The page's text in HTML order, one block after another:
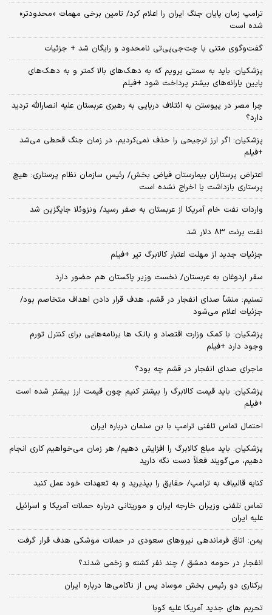
ترامپ زمان پایان جنگ ایران را اعلام کرد/ تامین برخی مهمات «محدودتر»
شده است
گفت‌وگوی متنی با چت‌جی‌پی‌تی نامحدود و رایگان شد + جزئیات
پزشکیان: باید به سمتی برویم که به دهک‌های بالا کمتر و به دهک‌های
پایین یارانه‌های بیشتر پرداخت شود +فیلم
چرا مصر در پیوستن به ائتلاف دریایی به رهبری عربستان علیه انصارالله تردید
دارد؟
پزشکیان: اگر ارز ترجیحی را حذف نمی‌کردیم، در زمان جنگ قحطی می‌شد
+فیلم
اعتراض پرستاران بیمارستان فیاض بخش/ رئیس سازمان نظام پرستاری: هیچ
پرستاری بازداشت یا اخراج نشده است
واردات نفت خام آمریکا از عربستان به صفر رسید/ ونزوئلا جایگزین شد
نفت برنت ۸۳ دلار شد
جزئیات جدید از مهلت اعتبار کالابرگ تیر +فیلم
سفر اردوغان به عربستان/ نخست وزیر پاکستان هم حضور دارد
تسنیم: منشأ صدای انفجار در قشم، هدف قرار دادن اهداف متخاصم بود/
جزئیات اعلام می‌شود
پزشکیان: با کمک وزارت اقتصاد و بانک ها برنامه‌هایی برای کنترل تورم
وجود دارد +فیلم
ماجرای صدای انفجار در قشم چه بود؟
پزشکیان: باید قیمت کالابرگ را بیشتر کنیم چون قیمت ارز بیشتر شده است
+فیلم
احتمال تماس تلفنی ترامپ با بن سلمان درباره ایران
پزشکیان: باید مبلغ کالابرگ را افزایش دهیم/ هر زمان می‌خواهیم کاری انجام
دهیم، می‌گویند فعلاً دست نگه دارید
کنایه قالیباف به ترامپ/ حقایق را بپذیرید و به تعهدات خود عمل کنید
تماس تلفنی وزیران خارجه ایران و موریتانی درباره حملات آمریکا و اسرائیل
علیه ایران
یمن: اتاق فرماندهی نیروهای سعودی در حملات موشکی هدف قرار گرفت
انفجار در حومه دمشق / چند نفر کشته و زخمی شدند؟
برکناری دو رئیس بخش موساد پس از ناکامی‌ها درباره ایران
تحریم های جدید آمریکا علیه کوبا